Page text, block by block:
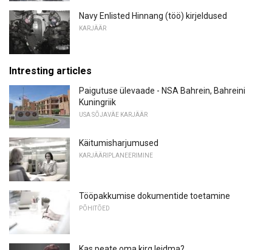
Navy Enlisted Hinnang (töö) kirjeldused
KARJÄÄR
Intresting articles
Paigutuse ülevaade - NSA Bahrein, Bahreini
Kuningriik
USA SÕJAVÄE KARJÄÄR
Käitumisharjumused
KARJÄÄRIPLANEERIMINE
Tööpakkumise dokumentide toetamine
PÕHITÕED